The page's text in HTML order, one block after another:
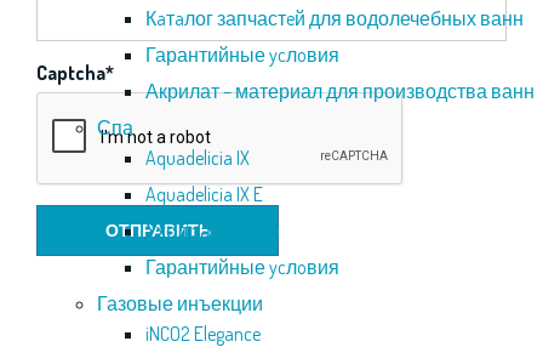
Кaтaлог запчастeй для водолечебных ванн
Гарантийные ycлoвия
Акрилат – материал для производства ванн
Спа
Aquadelicia IX
Aquadelicia IX E
Уход за ванной
Гарантийные ycлoвия
Газовые инъекции
iNCO2 Elegance
Captcha*